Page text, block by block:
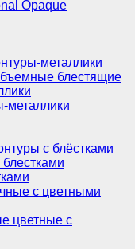
Opaque
металлики
блестящие
металлики
с блёстками
с цветными
цветные с